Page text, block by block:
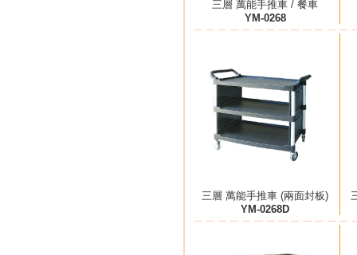
三層 萬能手推車 / 餐車
YM-0268
三層 萬能手推車 (兩面封板)
YM-0268D